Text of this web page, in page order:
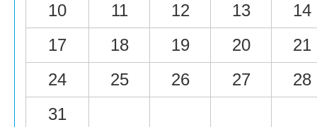
10
11 12 13
14
17
18 19 20
21
24
25 26 27
28
31